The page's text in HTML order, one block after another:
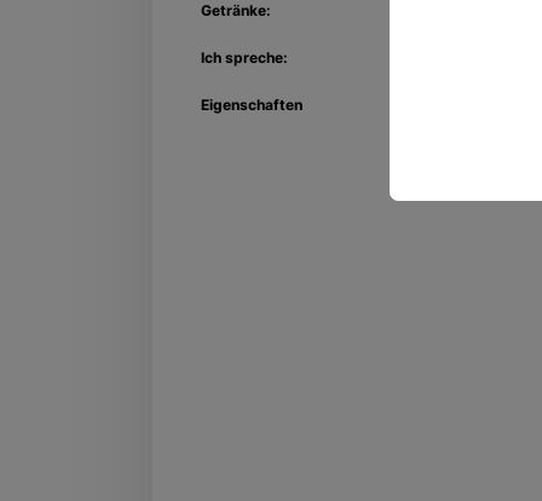
Getränke:
Ich spreche:
Eigenschaften